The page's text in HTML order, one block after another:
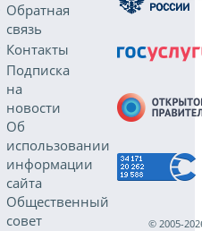
Обратная
связь
Контакты
Подписка
на
новости
Об
использовании
информации
сайта
Общественный
совет
© 2005-